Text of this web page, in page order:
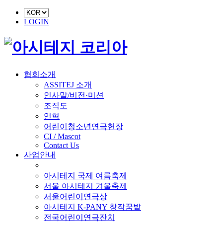
LOGIN
협회소개
ASSITEJ 소개
인사말/비전·미션
조직도
연혁
어린이청소년연극헌장
CI / Mascot
Contact Us
사업안내
아시테지 국제 여름축제
서울 아시테지 겨울축제
서울어린이연극상
아시테지 K-PANY 창작꿈밭
전국어린이연극잔치